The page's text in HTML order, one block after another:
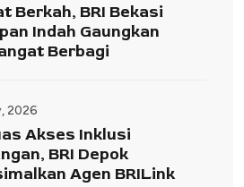
Berkah, BRI Bekasi
Indah Gaungkan
Berbagi
2026
Akses Inklusi
BRI Depok
Agen BRILink